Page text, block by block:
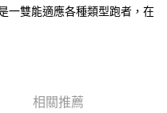
條碼／台灣大直營門市／銀行轉
費。
司帳單繳交帳款。
一雙能適應各種類型跑者，在
相關推薦